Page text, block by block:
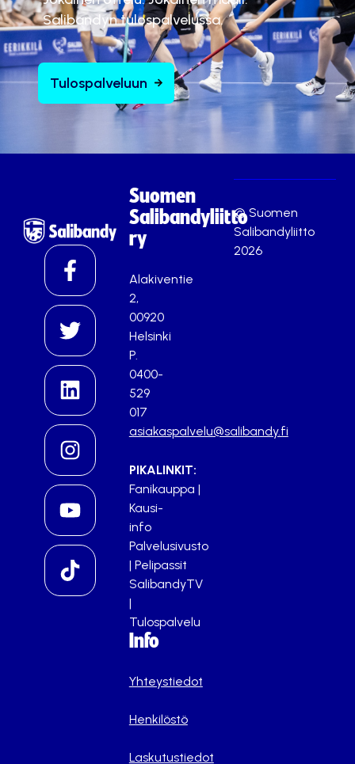
Salibandyn tulospalvelussa.
Tulospalveluun
Suomen
Salibandyliitto
ry
Alakiventie
2,
00920
Helsinki
P.
0400-
529
017
asiakaspalvelu@salibandy.fi
PIKALINKIT:
Fanikauppa |
Kausi-
info
Palvelusivusto
| Pelipassit
SalibandyTV
|
Tulospalvelu
Info
Yhteystiedot
Henkilöstö
Laskutustiedot
© Suomen
Salibandyliitto
2026